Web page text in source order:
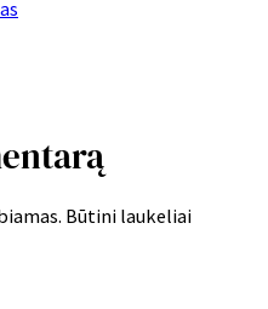
Būtini laukeliai